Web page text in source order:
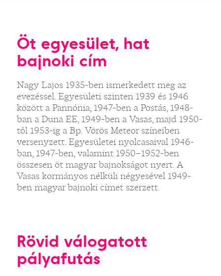
Öt egyesület, hat
bajnoki cím
Nagy Lajos 1935-ben ismerkedett meg az
evezéssel. Egyesületi szinten 1939 és 1946
között a Pannónia, 1947-ben a Postás, 1948-
ban a Duna EE, 1949-ben a Vasas, majd 1950-
től 1953-ig a Bp. Vörös Meteor színeiben
versenyzett. Egyesületei nyolcasaival 1946-
ban, 1947-ben, valamint 1950–1952-ben
összesen öt magyar bajnokságot nyert. A
Vasas kormányos nélküli négyesével 1949-
ben magyar bajnoki címet szerzett.
Rövid válogatott
pályafutás